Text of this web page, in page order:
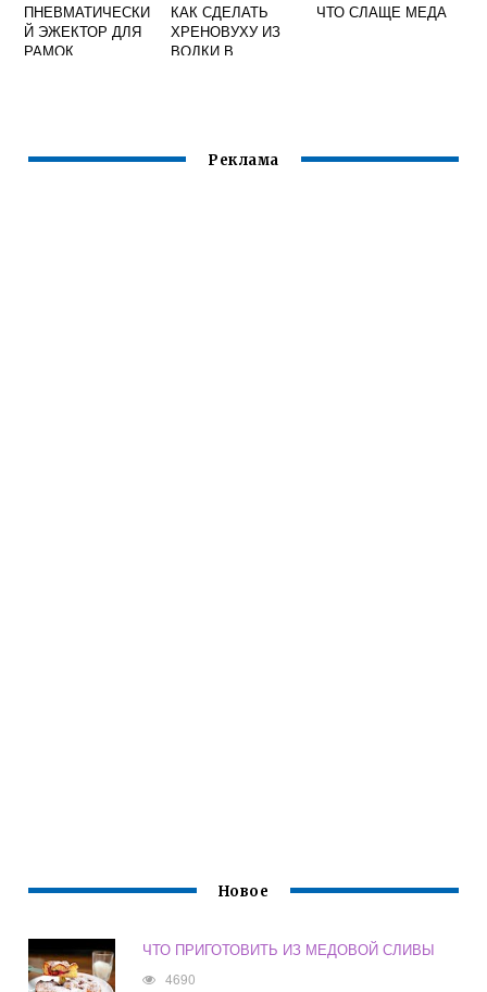
ПНЕВМАТИЧЕСКИ
Й ЭЖЕКТОР ДЛЯ
РАМОК
КАК СДЕЛАТЬ
ХРЕНОВУХУ ИЗ
ВОДКИ В
ЧТО СЛАЩЕ МЕДА
Реклама
Новое
ЧТО ПРИГОТОВИТЬ ИЗ МЕДОВОЙ СЛИВЫ
4690